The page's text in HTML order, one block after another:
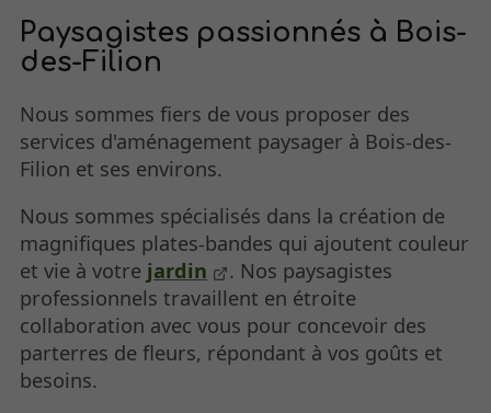
Paysagistes passionnés à Bois-
des-Filion
Nous sommes fiers de vous proposer des
services d'aménagement paysager à Bois-des-
Filion et ses environs.
Nous sommes spécialisés dans la création de
magnifiques plates-bandes qui ajoutent couleur
et vie à votre jardin
. Nos paysagistes
professionnels travaillent en étroite
collaboration avec vous pour concevoir des
parterres de fleurs, répondant à vos goûts et
besoins.